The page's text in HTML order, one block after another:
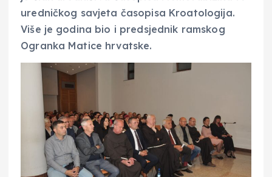
uredničkog savjeta časopisa Kroatologija.
Više je godina bio i predsjednik ramskog
Ogranka Matice hrvatske.